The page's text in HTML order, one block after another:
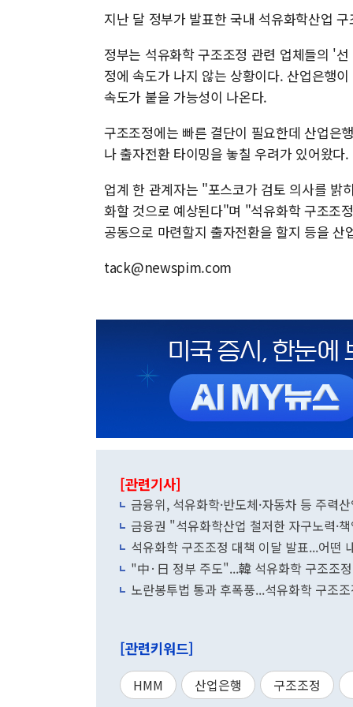
지난 달 정부가 발표한 국내 석유화학산업
정부는 석유화학 구조조정 관련 업체들의 '
정에 속도가 나지 않는 상황이다. 산업은행
속도가 붙을 가능성이 나온다.
구조조정에는 빠른 결단이 필요한데 산업은
나 출자전환 타이밍을 놓칠 우려가 있어왔다.
업계 한 관계자는 "포스코가 검토 의사를 밝
화할 것으로 예상된다"며 "석유화학 구조조
공동으로 마련할지 출자전환을 할지 등을
tack@newspim.com
[관련기사]
금융위, 석유화학·반도체·자동차 등 주
금융권 "석유화학산업 철저한 자구노력·
석유화학 구조조정 대책 이달 발표...어떤
"中·日 정부 주도"...韓 석유화학 구조조
노란봉투법 통과 후폭풍...석유화학 구조
[관련키워드]
HMM 산업은행 구조조정